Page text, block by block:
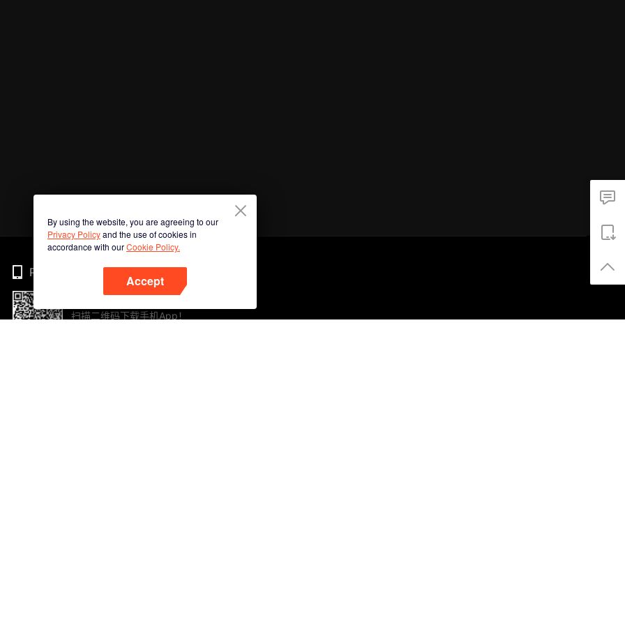
By using the website, you are agreeing to our
Privacy Policyand the use of cookies in
accordance with ourCookie Policy.
Accept
Phone
扫描二维码下载手机App！